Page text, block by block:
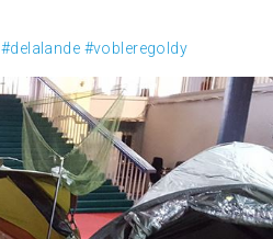
#delalande #vobleregoldy